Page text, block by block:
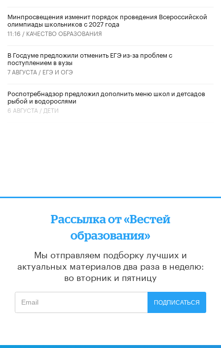
Минпросвещения изменит порядок проведения Всероссийской
олимпиады школьников с 2027 года
11:16 / КАЧЕСТВО ОБРАЗОВАНИЯ
В Госдуме предложили отменить ЕГЭ из-за проблем с
поступлением в вузы
7 АВГУСТА / ЕГЭ И ОГЭ
Роспотребнадзор предложил дополнить меню школ и детсадов
рыбой и водорослями
6 АВГУСТА / ДЕТИ
Рассылка от «Вестей
образования»
Мы отправляем подборку лучших и
актуальных материалов два раза в неделю:
во вторник и пятницу
ПОДПИСАТЬСЯ